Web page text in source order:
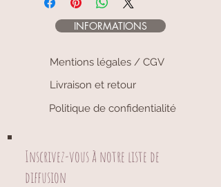
INFORMATIONS
Mentions légales / CGV
Livraison et retour
Politique de confidentialité
Inscrivez-vous à notre liste de
diffusion